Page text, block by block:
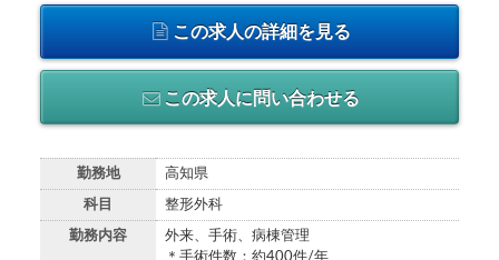
この求人の詳細を見る
この求人に問い合わせる
勤務地 高知県
科目 整形外科
勤務内容
外来、手術、病棟管理